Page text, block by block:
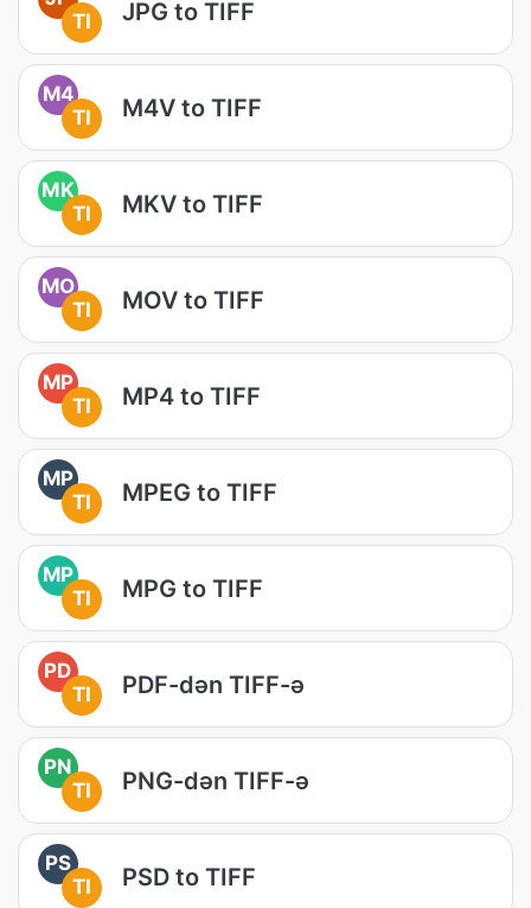
TI
JPG to TIFF
M4
TI
M4V to TIFF
MK
TI
MKV to TIFF
MO
TI
MOV to TIFF
MP
TI
MP4 to TIFF
MP
TI
MPEG to TIFF
MP
TI
MPG to TIFF
PD
TI
PDF-dən TIFF-ə
PN
TI
PNG-dən TIFF-ə
PS
TI
PSD to TIFF